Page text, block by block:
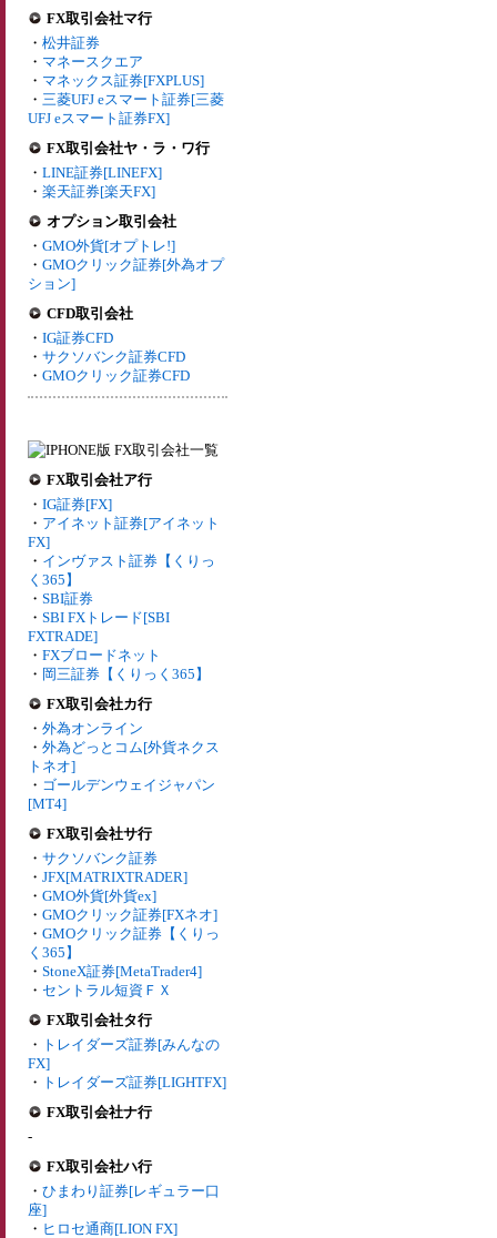
FX取引会社マ行
・ 松井証券
・ マネースクエア
・ マネックス証券[FXPLUS]
・ 三菱UFJ eスマート証券[三菱
UFJ eスマート証券FX]
FX取引会社ヤ・ラ・ワ行
・ LINE証券[LINEFX]
・ 楽天証券[楽天FX]
オプション取引会社
・ GMO外貨[オプトレ!]
・ GMOクリック証券[外為オプ
ション]
CFD取引会社
・ IG証券CFD
・ サクソバンク証券CFD
・ GMOクリック証券CFD
FX取引会社ア行
・ IG証券[FX]
・ アイネット証券[アイネット
FX]
・ インヴァスト証券【くりっ
く365】
・ SBI証券
・ SBI FXトレード[SBI
FXTRADE]
・ FXブロードネット
・ 岡三証券【くりっく365】
FX取引会社カ行
・ 外為オンライン
・ 外為どっとコム[外貨ネクス
トネオ]
・ ゴールデンウェイジャパン
[MT4]
FX取引会社サ行
・ サクソバンク証券
・ JFX[MATRIXTRADER]
・ GMO外貨[外貨ex]
・ GMOクリック証券[FXネオ]
・ GMOクリック証券【くりっ
く365】
・ StoneX証券[MetaTrader4]
・ セントラル短資ＦＸ
FX取引会社タ行
・ トレイダーズ証券[みんなの
FX]
・ トレイダーズ証券[LIGHTFX]
FX取引会社ナ行
-
FX取引会社ハ行
・ ひまわり証券[レギュラー口
座]
・ ヒロセ通商[LION FX]